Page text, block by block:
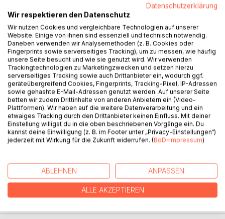
BESCHREIBUNG
Oliver Bruns weiß es doch auch nicht. Warum Datings zum
Beispiel gründlich schief gehen können. Oder warum ein
Mann lange darauf wartet, dass der Autoverkehr eine
Lücke zum Überqueren der Straße lässt, obwohl nur
wenige Meter entfernt eine Ampel alles regeln könnte. Und
warum andere Männer sich nicht trauen, die Angebetete im
Supermarkt anzusprechen. Oder was aus unser aller
Freiheit wird.
Aber er weiß, was hilft: Geschichten erzählen. Von den
kleinen und großen Absurditäten des Lebens. Humorvoll.
AUTOR/IN
Datenschutzerklärung
Wir respektieren den Datenschutz
Wir nutzen Cookies und vergleichbare Technologien auf unserer
Website. Einige von ihnen sind essenziell und technisch notwendig.
Daneben verwenden wir Analysemethoden (z. B. Cookies oder
Fingerprints sowie serverseitiges Tracking), um zu messen, wie häufig
unsere Seite besucht und wie sie genutzt wird. Wir verwenden
Trackingtechnologien zu Marketingzwecken und setzen hierzu
serverseitiges Tracking sowie auch Drittanbieter ein, wodurch ggf.
geräteübergreifend Cookies, Fingerprints, Tracking-Pixel, IP-Adressen
sowie gehashte E-Mail-Adressen genutzt werden. Auf unserer Seite
betten wir zudem Drittinhalte von anderen Anbietern ein (Video-
Plattformen). Wir haben auf die weitere Datenverarbeitung und ein
etwaiges Tracking durch den Drittanbieter keinen Einfluss. Mit deiner
Einstellung willigst du in die oben beschriebenen Vorgänge ein. Du
kannst deine Einwilligung (z. B. im Footer unter „Privacy-Einstellungen“)
jederzeit mit Wirkung für die Zukunft widerrufen. (BoD-Impressum)
ABLEHNEN ANPASSEN
ALLE AKZEPTIEREN